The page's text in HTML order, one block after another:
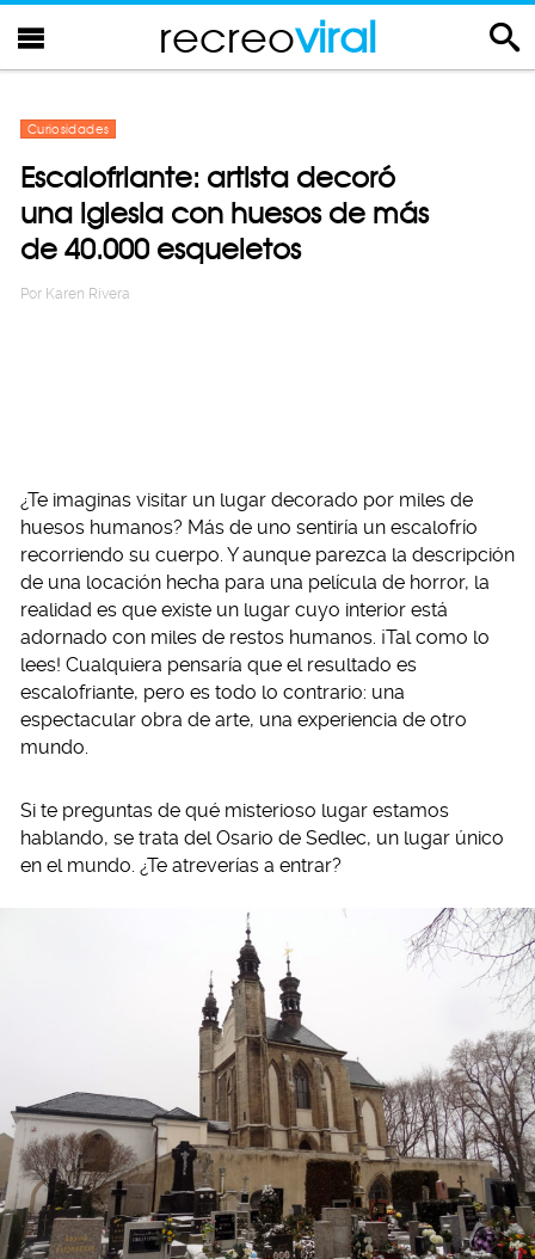
recreoviral
Curiosidades
Escalofriante: artista decoró
una iglesia con huesos de más
de 40.000 esqueletos
Por Karen Rivera
¿Te imaginas visitar un lugar decorado por miles de
huesos humanos? Más de uno sentiría un escalofrío
recorriendo su cuerpo. Y aunque parezca la descripción
de una locación hecha para una película de horror, la
realidad es que existe un lugar cuyo interior está
adornado con miles de restos humanos. ¡Tal como lo
lees! Cualquiera pensaría que el resultado es
escalofriante, pero es todo lo contrario: una
espectacular obra de arte, una experiencia de otro
mundo.
Si te preguntas de qué misterioso lugar estamos
hablando, se trata del Osario de Sedlec, un lugar único
en el mundo. ¿Te atreverías a entrar?